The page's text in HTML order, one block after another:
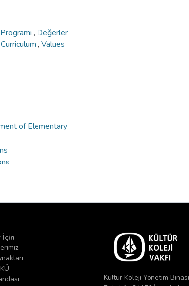
, Değerler
, Values
of Elementary
İçin
Kültür Koleji Yönetim Binası